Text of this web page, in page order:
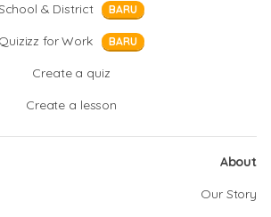
& District
BARU
Quizizz for Work BARU
Create a quiz
Create a lesson
About
Our Story